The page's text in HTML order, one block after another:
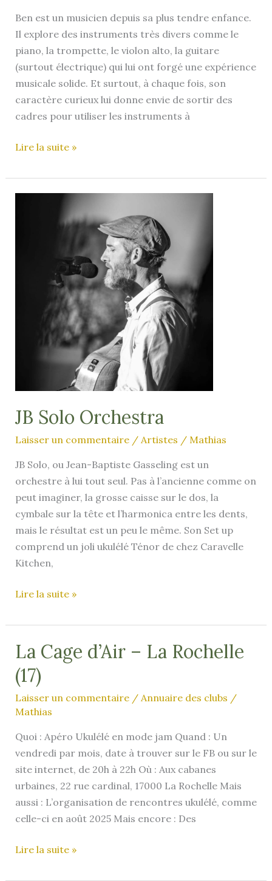
Ben est un musicien depuis sa plus tendre enfance.
Il explore des instruments très divers comme le
piano, la trompette, le violon alto, la guitare
(surtout électrique) qui lui ont forgé une expérience
musicale solide. Et surtout, à chaque fois, son
caractère curieux lui donne envie de sortir des
cadres pour utiliser les instruments à
Ben
Ukulélé
Lire la suite »
JB Solo Orchestra
Laisser un commentaire / Artistes / Mathias
JB Solo, ou Jean-Baptiste Gasseling est un
orchestre à lui tout seul. Pas à l’ancienne comme on
peut imaginer, la grosse caisse sur le dos, la
cymbale sur la tête et l’harmonica entre les dents,
mais le résultat est un peu le même. Son Set up
comprend un joli ukulélé Ténor de chez Caravelle
Kitchen,
JB
Orchestra
Lire la suite »
La Cage d’Air – La Rochelle
(17)
Laisser un commentaire / Annuaire des clubs /
Mathias
Quoi : Apéro Ukulélé en mode jam Quand : Un
vendredi par mois, date à trouver sur le FB ou sur le
site internet, de 20h à 22h Où : Aux cabanes
urbaines, 22 rue cardinal, 17000 La Rochelle Mais
aussi : L’organisation de rencontres ukulélé, comme
celle-ci en août 2025 Mais encore : Des
La
Lire la suite »